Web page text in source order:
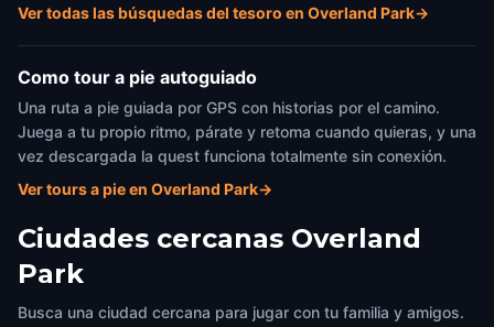
Ver todas las búsquedas del tesoro en Overland Park→
Como tour a pie autoguiado
Una ruta a pie guiada por GPS con historias por el camino.
Juega a tu propio ritmo, párate y retoma cuando quieras, y una
vez descargada la quest funciona totalmente sin conexión.
Ver tours a pie en Overland Park→
Ciudades cercanas Overland
Park
Busca una ciudad cercana para jugar con tu familia y amigos.